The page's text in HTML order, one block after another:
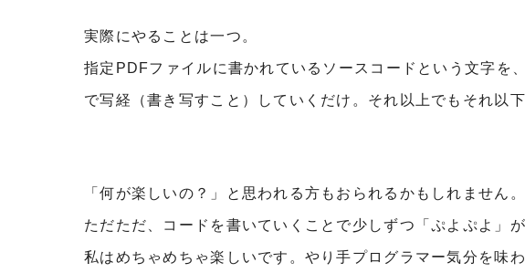
実際にやることは一つ。
指定PDFファイルに書かれているソースコードという文字を
で写経（書き写すこと）していくだけ。それ以上でもそれ以
「何が楽しいの？」と思われる方もおられるかもしれません。
ただただ、コードを書いていくことで少しずつ「ぷよぷよ」
私はめちゃめちゃ楽しいです。やり手プログラマー気分を味